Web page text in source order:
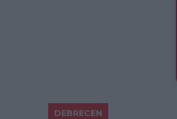
DEBRECEN